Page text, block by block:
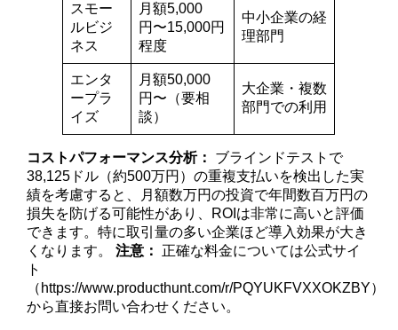
スモー
ルビジ
ネス
月額5,000
円〜15,000円
程度
中小企業の経
理部門
エンタ
ープラ
イズ
月額50,000
円〜（要相
談）
大企業・複数
部門での利用
コストパフォーマンス分析：
ブラインドテストで
38,125ドル（約500万円）の重複支払いを検出した実
績を考慮すると、月額数万円の投資で年間数百万円の
損失を防げる可能性があり、ROIは非常に高いと評価
できます。特に取引量の多い企業ほど導入効果が大き
くなります。注意：
正確な料金については公式サイ
ト
（https://www.producthunt.com/r/PQYUKFVXXOKZBY）
から直接お問い合わせください。